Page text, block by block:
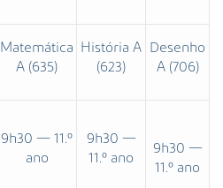
Matemática
A (635)
História A
(623)
Desenho
A (706)
9h30 — 11.º
ano
9h30 —
11.º ano
9h30 —
11.º ano